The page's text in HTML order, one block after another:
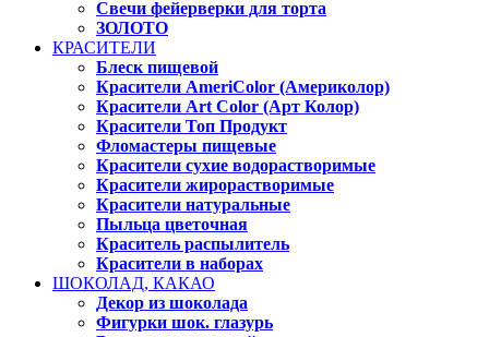
Свечи фейерверки для торта
ЗОЛОТО
КРАСИТЕЛИ
Блеск пищевой
Красители AmeriColor (Америколор)
Красители Art Color (Арт Колор)
Красители Топ Продукт
Фломастеры пищевые
Красители сухие водорастворимые
Красители жирорастворимые
Красители натуральные
Пыльца цветочная
Краситель распылитель
Красители в наборах
ШОКОЛАД, КАКАО
Декор из шоколада
Фигурки шок. глазурь